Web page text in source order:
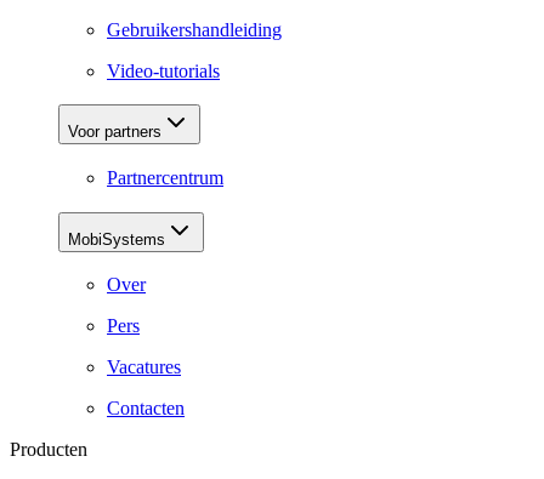
Gebruikershandleiding
Video-tutorials
Voor partners
Partnercentrum
MobiSystems
Over
Pers
Vacatures
Contacten
Producten